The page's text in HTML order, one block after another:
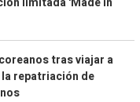
tras viajar a
repatriación de